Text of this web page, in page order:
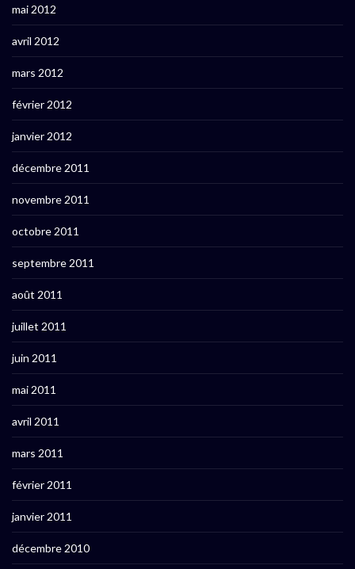
mai 2012
avril 2012
mars 2012
février 2012
janvier 2012
décembre 2011
novembre 2011
octobre 2011
septembre 2011
août 2011
juillet 2011
juin 2011
mai 2011
avril 2011
mars 2011
février 2011
janvier 2011
décembre 2010